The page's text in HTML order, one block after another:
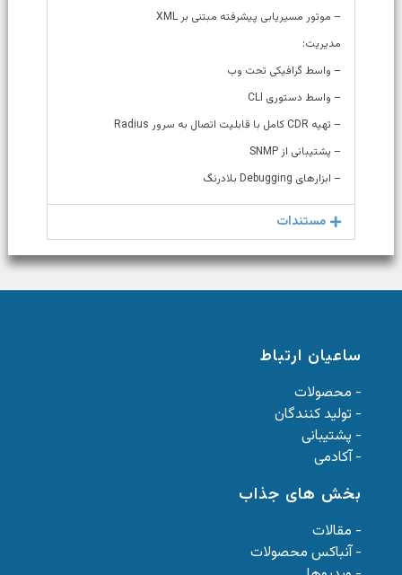
– موتور مسیریابی پیشرفته مبتنی بر XML
مدیریت:
– واسط گرافیکی تحت وب
– واسط دستوری CLI
– تهیه CDR کامل با قابلیت اتصال به سرور Radius
– پشتیبانی از SNMP
– ابزارهای Debugging بلادرنگ
مستندات
ساعیان ارتباط
- محصولات
- تولید کنندگان
- پشتیبانی
- آکادمی
بخش های جذاب
- مقالات
- آنباکس محصولات